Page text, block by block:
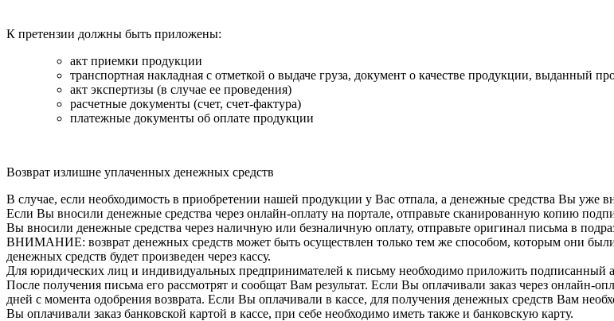
К претензии должны быть приложены:
акт приемки продукции
транспортная накладная с отметкой о выдаче груза, документ о качестве продукции, выданный
акт экспертизы (в случае ее проведения)
расчетные документы (счет, счет-фактура)
платежные документы об оплате продукции
Возврат излишне уплаченных денежных средств
В случае, если необходимость в приобретении нашей продукции у Вас отпала, а денежные средства Вы уже
Если Вы вносили денежные средства через онлайн-оплату на портале, отправьте сканированную копию
Вы вносили денежные средства через наличную или безналичную оплату, отправьте оригинал письма в
ВНИМАНИЕ: возврат денежных средств может быть осуществлен только тем же способом, которым они были
денежных средств будет произведен через кассу.
Для юридических лиц и индивидуальных предпринимателей к письму необходимо приложить подписанный
После получения письма его рассмотрят и сообщат Вам результат. Если Вы оплачивали заказ через онлайн-
дней с момента одобрения возврата. Если Вы оплачивали в кассе, для получения денежных средств Вам
Вы оплачивали заказ банковской картой в кассе, при себе необходимо иметь также и банковскую карту.